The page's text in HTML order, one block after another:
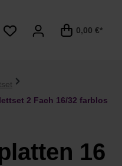
0,00 €*
2 Fach 16/32 farblos
16